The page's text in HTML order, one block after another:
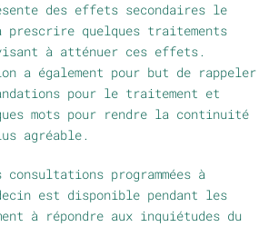
des effets secondaires le
prescrire quelques traitements
visant à atténuer ces effets.
a également pour but de rappeler
pour le traitement et
mots pour rendre la continuité
agréable.
consultations programmées à
est disponible pendant les
à répondre aux inquiétudes du